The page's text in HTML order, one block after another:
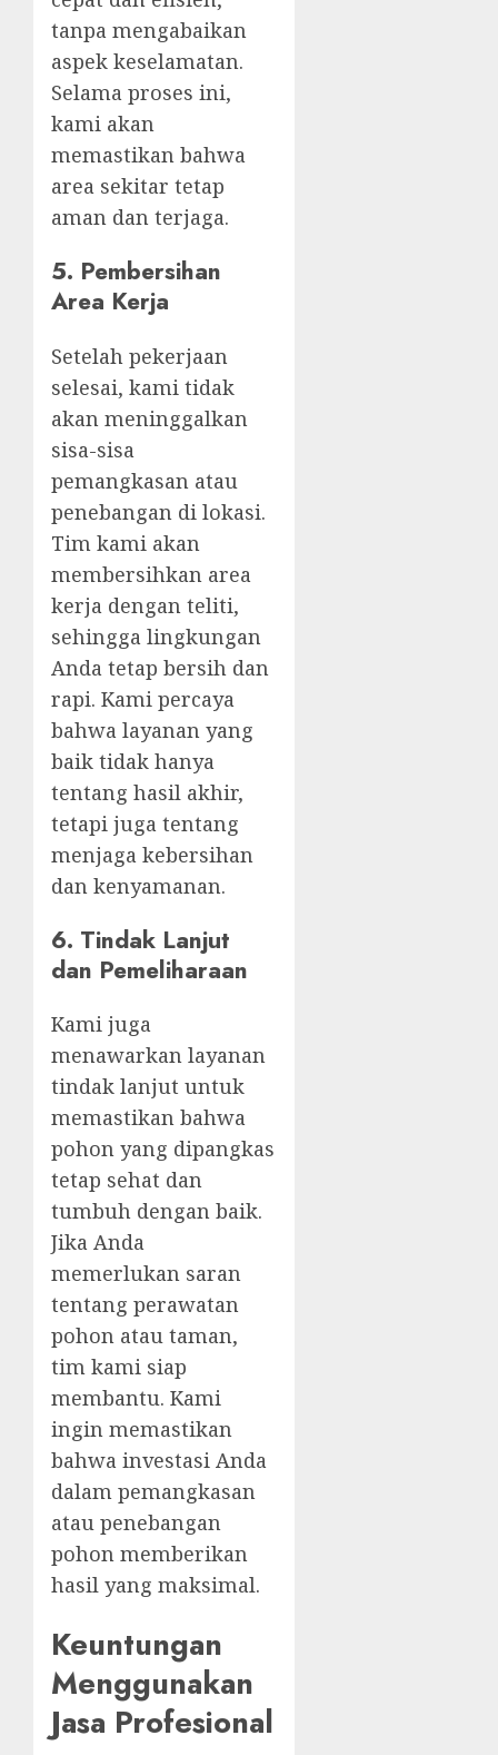
tanpa mengabaikan
aspek keselamatan.
Selama proses ini,
kami akan
memastikan bahwa
area sekitar tetap
aman dan terjaga.
5. Pembersihan
Area Kerja
Setelah pekerjaan
selesai, kami tidak
akan meninggalkan
sisa-sisa
pemangkasan atau
penebangan di lokasi.
Tim kami akan
membersihkan area
kerja dengan teliti,
sehingga lingkungan
Anda tetap bersih dan
rapi. Kami percaya
bahwa layanan yang
baik tidak hanya
tentang hasil akhir,
tetapi juga tentang
menjaga kebersihan
dan kenyamanan.
6. Tindak Lanjut
dan Pemeliharaan
Kami juga
menawarkan layanan
tindak lanjut untuk
memastikan bahwa
pohon yang dipangkas
tetap sehat dan
tumbuh dengan baik.
Jika Anda
memerlukan saran
tentang perawatan
pohon atau taman,
tim kami siap
membantu. Kami
ingin memastikan
bahwa investasi Anda
dalam pemangkasan
atau penebangan
pohon memberikan
hasil yang maksimal.
Keuntungan
Menggunakan
Jasa Profesional